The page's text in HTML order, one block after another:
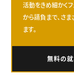
活動をきめ細かく
から請負まで、さ
ます。
無料の